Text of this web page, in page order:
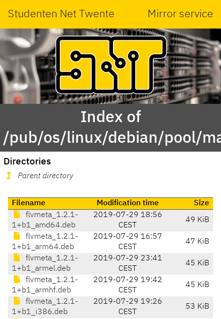
Studenten Net Twente Mirror service
Index of
/pub/os/linux/debian/pool/
Directories
Parent directory
Filename Modification time
Size
flvmeta_1.2.1-
1+b1_amd64.deb
2019-07-29 18:56
CEST
49 KiB
flvmeta_1.2.1-
1+b1_arm64.deb
2019-07-29 16:57
CEST
47 KiB
flvmeta_1.2.1-
1+b1_armel.deb
2019-07-29 23:41
CEST
45 KiB
flvmeta_1.2.1-
1+b1_armhf.deb
2019-07-29 19:42
CEST
45 KiB
flvmeta_1.2.1-
1+b1_i386.deb
2019-07-29 19:26
CEST
53 KiB